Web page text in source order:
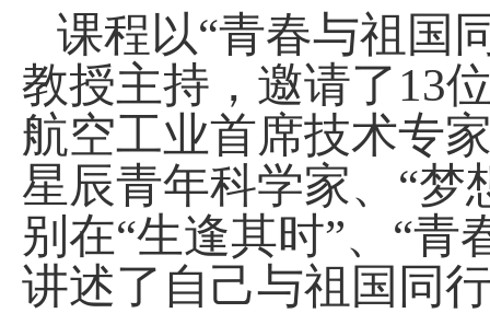
课程以“青春与祖国
教授主持，邀请了13
航空工业首席技术专
星辰青年科学家、“梦
别在“生逢其时”、 “青
讲述了自己与祖国同